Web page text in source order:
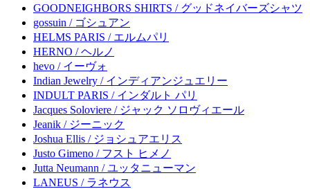
GOODNEIGHBORS SHIRTS / グッドネイバーズシャツ
gossuin / ゴシュアン
HELMS PARIS / エルムパリ
HERNO / ヘルノ
hevo / イーヴォ
Indian Jewelry / インディアンジュエリー
INDULT PARIS / インダルト パリ
Jacques Soloviere / ジャック ソロヴィエール
Jeanik / ジーニック
Joshua Ellis / ジョシュアエリス
Justo Gimeno / フスト ヒメノ
Jutta Neumann / ユッタニューマン
LANEUS / ラネウス